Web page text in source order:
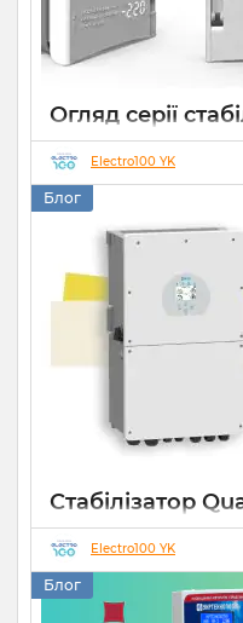
Огляд серії
Елекс АНТС:
захист
22 07 2026
Electro100 YK
Блог
Стабілізатор
роботи СЕС
Electro100 YK
Блог